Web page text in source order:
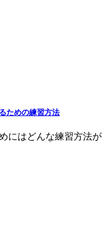
ための練習方法
にはどんな練習方法が